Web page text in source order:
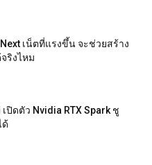
เน็ตที่แรงขึ้น จะช่วยสร้าง
ริงไหม
ปิดตัว Nvidia RTX Spark ชู
ด้